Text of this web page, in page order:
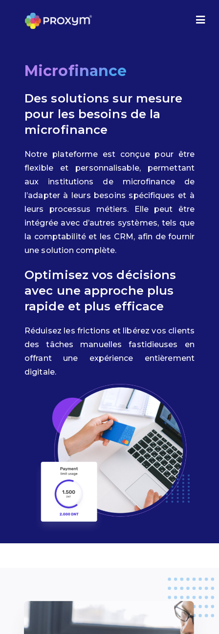
Microfinance
Des solutions sur mesure
pour les besoins de la
microfinance
Notre plateforme est conçue pour être
flexible et personnalisable, permettant
aux institutions de microfinance de
l’adapter à leurs besoins spécifiques et à
leurs processus métiers. Elle peut être
intégrée avec d’autres systèmes, tels que
la comptabilité et les CRM, afin de fournir
une solution complète.
Optimisez vos décisions
avec une approche plus
rapide et plus efficace
Réduisez les frictions et libérez vos clients
des tâches manuelles fastidieuses en
offrant une expérience entièrement
digitale.